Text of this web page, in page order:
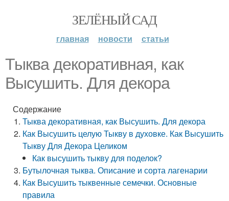
ЗЕЛЁНЫЙ САД
главная новости статьи
Тыква декоративная, как
Высушить. Для декора
Содержание
Тыква декоративная, как Высушить. Для декора
Как Высушить целую Тыкву в духовке. Как Высушить
Тыкву Для Декора Целиком
Как высушить тыкву для поделок?
Бутылочная тыква. Описание и сорта лагенарии
Как Высушить тыквенные семечки. Основные
правила